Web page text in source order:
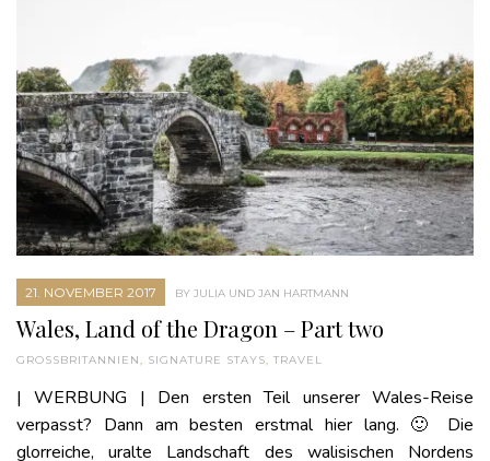
21. NOVEMBER 2017 BY JULIA UND JAN HARTMANN
Wales, Land of the Dragon – Part two
GROSSBRITANNIEN , SIGNATURE STAYS, TRAVEL
| WERBUNG | Den ersten Teil unserer Wales-Reise
verpasst? Dann am besten erstmal hier lang. 🙂 Die
glorreiche, uralte Landschaft des walisischen Nordens